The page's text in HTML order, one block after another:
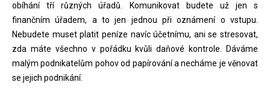
obíhání tří různých úřadů. Komunikovat budete už jen s
finančním úřadem, a to jen jednou při oznámení o vstupu.
Nebudete muset platit peníze navíc účetnímu, ani se stresovat,
zda máte všechno v pořádku kvůli daňové kontrole. Dáváme
malým podnikatelům pohov od papírování a necháme je věnovat
se jejich podnikání.